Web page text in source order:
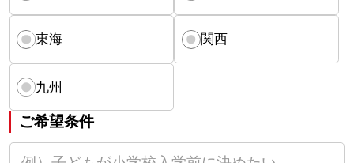
東海 関西
九州
ご希望条件